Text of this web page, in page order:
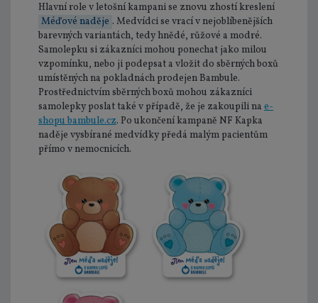
Hlavní role v letošní kampani se znovu zhostí kreslení
Méďové naděje . Medvídci se vrací v nejoblíbenějších
barevných variantách, tedy hnědé, růžové a modré.
Samolepku si zákazníci mohou ponechat jako milou
vzpomínku, nebo ji podepsat a vložit do sběrných boxů
umístěných na pokladnách prodejen Bambule.
Prostřednictvím sběrných boxů mohou zákazníci
samolepky poslat také v případě, že je zakoupili na e-
shopu bambule.cz. Po ukončení kampaně NF Kapka
naděje vysbírané medvídky předá malým pacientům
přímo v nemocnicích.